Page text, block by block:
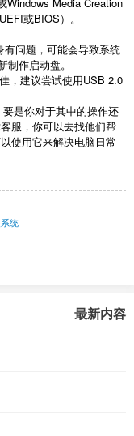
UEFI或BIOS）。
有问题，可能会导致系统
制作启动盘。
，建议尝试使用USB 2.0
是你对于其中的操作还
服，你可以去找他们帮
使用它来解决电脑日常
统
最新内容